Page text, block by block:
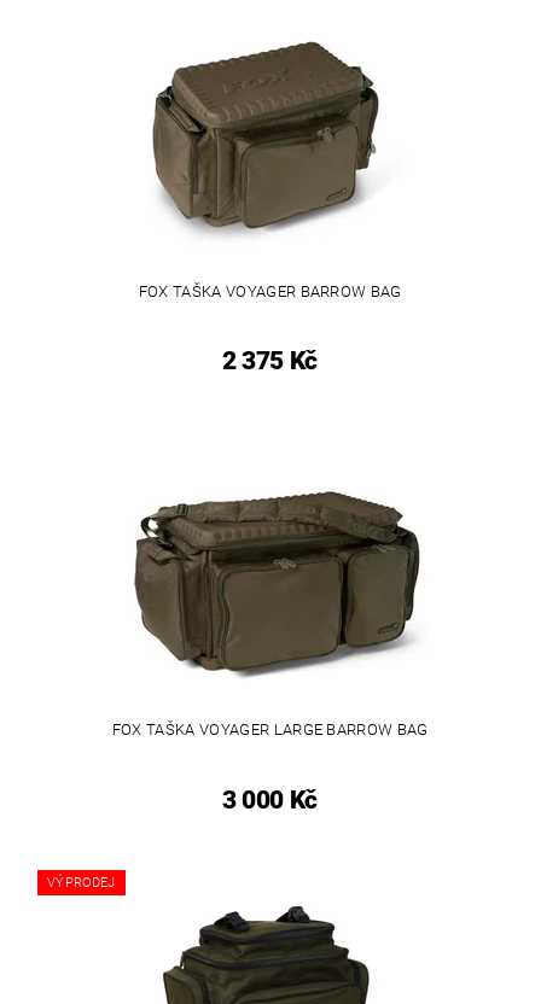
FOX TAŠKA VOYAGER BARROW BAG
2 375 Kč
FOX TAŠKA VOYAGER LARGE BARROW BAG
3 000 Kč
VÝPRODEJ